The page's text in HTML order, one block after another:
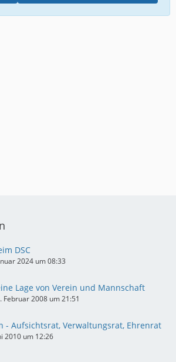
DSC
2024 um 08:33
Lage von Verein und Mannschaft
Februar 2008 um 21:51
- Aufsichtsrat, Verwaltungsrat, Ehrenrat
2010 um 12:26